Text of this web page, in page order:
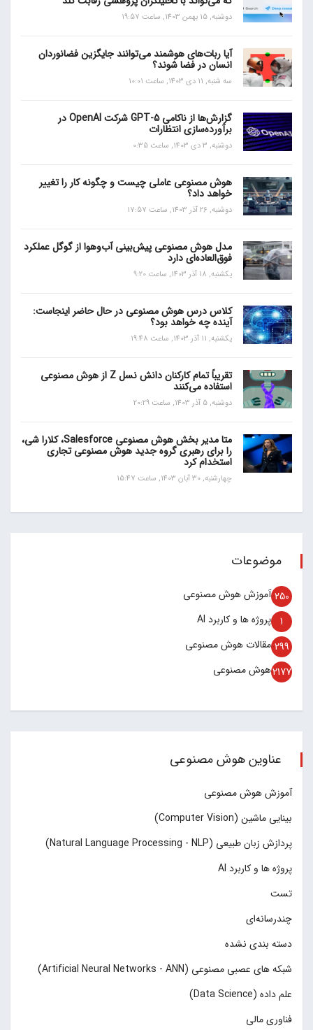
دوشنبه, 15 بهمن 1403, ساعت 19:57
آیا ربات‌های هوشمند می‌توانند جایگزین فضانوردان
انسان در فضا شوند؟
سه شنبه, 11 دی 1403, ساعت 10:01
گزارش‌ها از ناکامی GPT-5 شرکت OpenAI در
برآورده‌سازی انتظارات
دوشنبه, 3 دی 1403, ساعت 0:35
هوش مصنوعی عاملی چیست و چگونه کار را تغییر
خواهد داد؟
دوشنبه, 26 آذر 1403, ساعت 17:57
مدل هوش مصنوعی پیش‌بینی آب‌و‌هوا از گوگل عملکرد
فوق‌العاده‌ای دارد
یکشنبه, 18 آذر 1403, ساعت 9:20
کلاس درس هوش مصنوعی در حال حاضر اینجاست:
آینده چه خواهد بود؟
یکشنبه, 11 آذر 1403, ساعت 19:48
تقریباً تمام کارکنان دانش نسل Z از هوش مصنوعی
استفاده می‌کنند
دوشنبه, 5 آذر 1403, ساعت 20:29
متا مدیر بخش هوش مصنوعی Salesforce، کلارا شی،
را برای رهبری گروه جدید هوش مصنوعی تجاری
استخدام کرد
چهارشنبه, 30 آبان 1403, ساعت 15:47
موضوعات
آموزش هوش مصنوعی 250
پروژه ها و کاربرد AI 1
مقالات هوش مصنوعی 299
هوش مصنوعی2177
عناوین هوش مصنوعی
آموزش هوش مصنوعی
بینایی ماشین (Computer Vision)
پردازش زبان طبیعی (Natural Language Processing - NLP)
پروژه ها و کاربرد AI
تست
چند‌‌رسانه‌ای
دسته بندی نشده
شبکه های عصبی مصنوعی (Artificial Neural Networks - ANN)
علم داده (Data Science)
فناوری مالی